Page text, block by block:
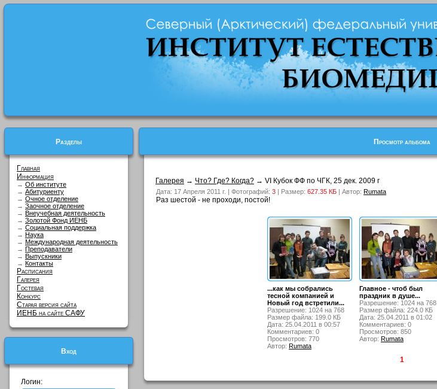
Разделы
Главная
Информация
→ Об институте
→ Абитуриенту
→ Очное отделение
→ Заочное отделение
→ Внеучебная деятельность
→ Золотой Фонд ИЕНБ
→ Социальная поддержка
→ Наука
→ Международная деятельность
→ Преподаватели
→ Выпускники
→ Контакты
Расписания
Галерея
Гостевая
Конкурс
Старая версия сайта
ИЕНБ на сайте САФУ
Вход
Логин:
Просмотр альбома
Галерея → Что? Где? Когда? → VI Кубок ФФ по ЧГК, 25 дек. 2009 г
Дата: 17 Апреля 2011 г. | Фотографий: 3 | Размер: 627.35 КБ | Автор: Rumata
Раз шестой - не проходи, постой!
...как мы собрались
тесной компанией и
Новый год встретили...
Разрешение: 1024 на 768
Размер файла: 199.0 КБ
Дата: 25.04.2011 в 00:57
Комментариев: 0
Просмотров: 770
Автор: Rumata
Главное - чтоб был
праздник в душе...
Разрешение: 1024 на 768
Размер файла: 224.0 КБ
Дата: 25.04.2011 в 01:02
Комментариев: 0
Просмотров: 850
Автор: Rumata
1